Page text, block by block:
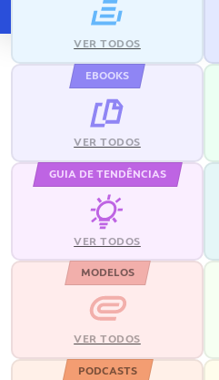
VER TODOS
EBOOKS
VER TODOS
GUIA DE TENDÊNCIAS
VER TODOS
MODELOS
VER TODOS
PODCASTS